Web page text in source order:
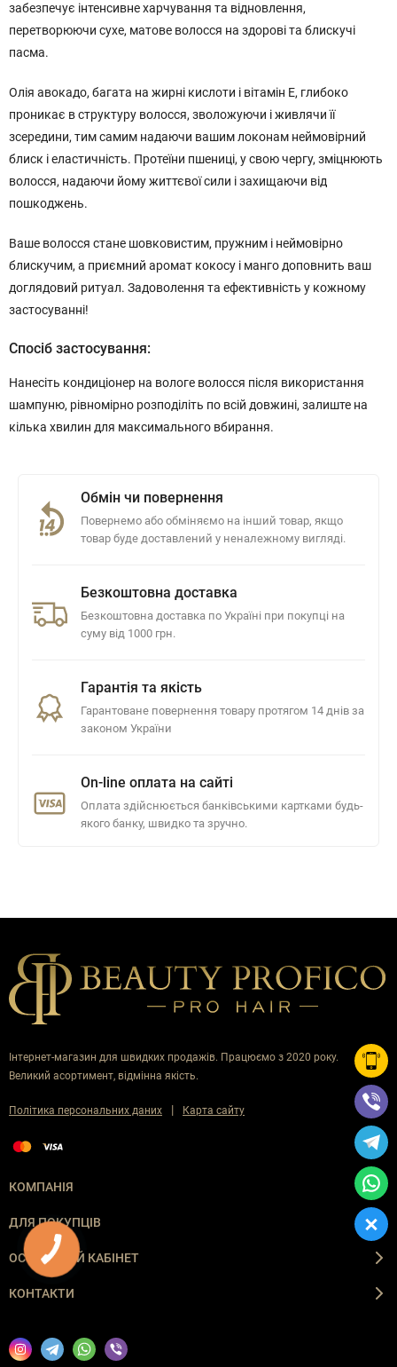
забезпечує інтенсивне харчування та відновлення,
перетворюючи сухе, матове волосся на здорові та блискучі
пасма.
Олія авокадо, багата на жирні кислоти і вітамін Е, глибоко
проникає в структуру волосся, зволожуючи і живлячи її
зсередини, тим самим надаючи вашим локонам неймовірний
блиск і еластичність. Протеїни пшениці, у свою чергу, зміцнюють
волосся, надаючи йому життєвої сили і захищаючи від
пошкоджень.
Ваше волосся стане шовковистим, пружним і неймовірно
блискучим, а приємний аромат кокосу і манго доповнить ваш
доглядовий ритуал. Задоволення та ефективність у кожному
застосуванні!
Спосіб застосування:
Нанесіть кондиціонер на вологе волосся після використання
шампуню, рівномірно розподіліть по всій довжині, залиште на
кілька хвилин для максимального вбирання.
Обмін чи повернення
Повернемо або обміняємо на інший товар, якщо
товар буде доставлений у неналежному вигляді.
Безкоштовна доставка
Безкоштовна доставка по Україні при покупці на
суму від 1000 грн.
Гарантія та якість
Гарантоване повернення товару протягом 14 днів за
законом України
On-line оплата на сайті
Оплата здійснюється банківськими картками будь-
якого банку, швидко та зручно.
Інтернет-магазин для швидких продажів. Працюємо з 2020 року.
Великий асортимент, відмінна якість.
Політика персональних даних | Карта сайту
КОМПАНІЯ
ДЛЯ ПОКУПЦІВ
ОСОБИСТИЙ КАБІНЕТ
КОНТАКТИ